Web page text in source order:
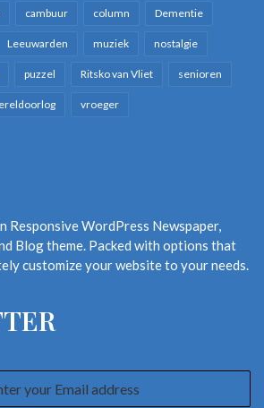
cambuur column Dementie
Leeuwarden muziek nostalgie
puzzel Ritsko van Vliet senioren
vroeger
Responsive WordPress Newspaper,
Blog theme. Packed with options that
customize your website to your needs.